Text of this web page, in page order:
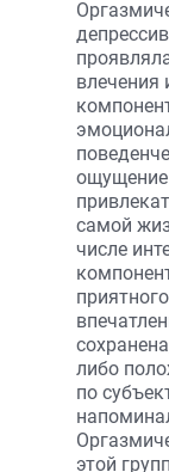
влечения
ощущение
самой
числе
либо
по
этой